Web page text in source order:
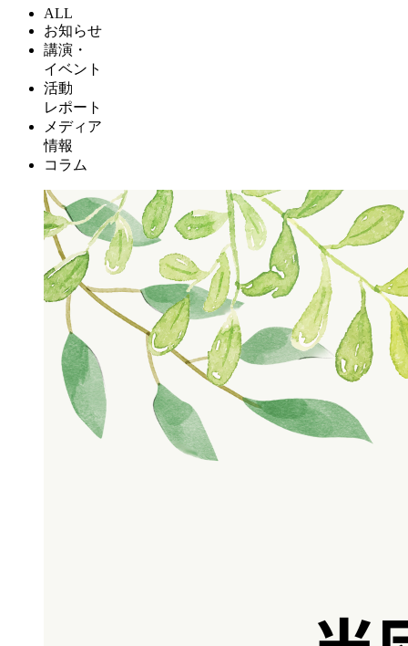
ALL
お知らせ
講演・
イベント
活動
レポート
メディア
情報
コラム